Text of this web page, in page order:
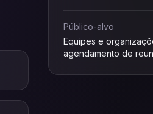
Público-alvo
Equipes e
agendamento de